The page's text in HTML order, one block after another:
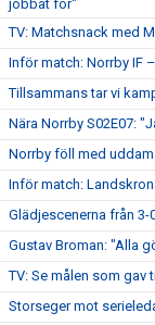
jobbat för"
TV: Matchsnack med
Inför match: Norrby IF
Tillsammans tar vi
Nära Norrby S02E07:
Norrby föll med
Inför match:
Glädjescenerna från
Gustav Broman: "Alla
TV: Se målen som gav
Storseger mot